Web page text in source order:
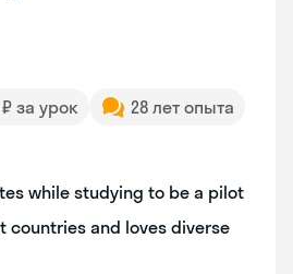
₽ за урок
28 лет опыта
while studying to be a pilot
countries and loves diverse